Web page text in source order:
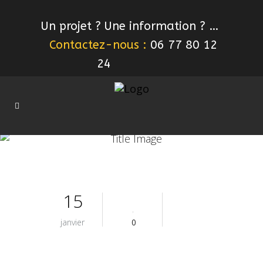
Un projet ? Une information ? …
Contactez-nous : 06 77 80 12
24
15
janvier 0